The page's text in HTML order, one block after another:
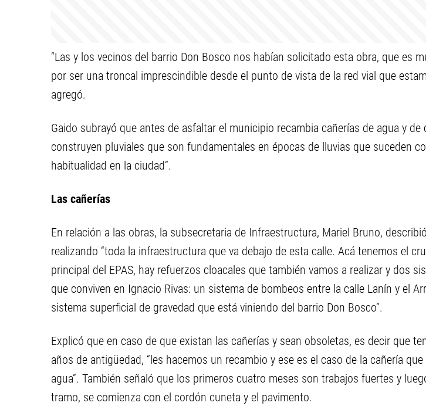
“Las y los vecinos del barrio Don Bosco nos habían solicitado esta obra, que es
por ser una troncal imprescindible desde el punto de vista de la red vial que
agregó.
Gaido subrayó que antes de asfaltar el municipio recambia cañerías de agua y de
construyen pluviales que son fundamentales en épocas de lluvias que suceden
habitualidad en la ciudad”.
Las cañerías
En relación a las obras, la subsecretaria de Infraestructura, Mariel Bruno,
realizando “toda la infraestructura que va debajo de esta calle. Acá tenemos el
principal del EPAS, hay refuerzos cloacales que también vamos a realizar y dos
que conviven en Ignacio Rivas: un sistema de bombeos entre la calle Lanín y el
sistema superficial de gravedad que está viniendo del barrio Don Bosco”.
Explicó que en caso de que existan las cañerías y sean obsoletas, es decir que
años de antigüedad, “les hacemos un recambio y ese es el caso de la cañería
agua”. También señaló que los primeros cuatro meses son trabajos fuertes y
tramo, se comienza con el cordón cuneta y el pavimento.